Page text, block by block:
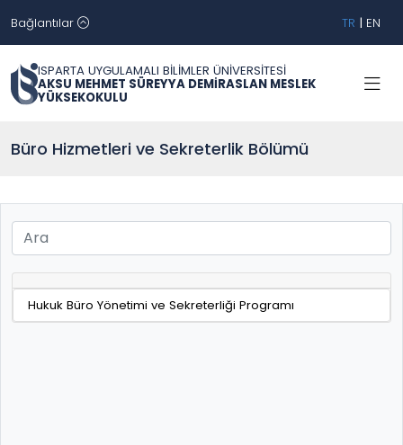
Bağlantılar TR | EN
ISPARTA UYGULAMALI BİLİMLER ÜNİVERSİTESİ
AKSU MEHMET SÜREYYA DEMİRASLAN MESLEK
YÜKSEKOKULU
Büro Hizmetleri ve Sekreterlik Bölümü
Hukuk Büro Yönetimi ve Sekreterliği Programı